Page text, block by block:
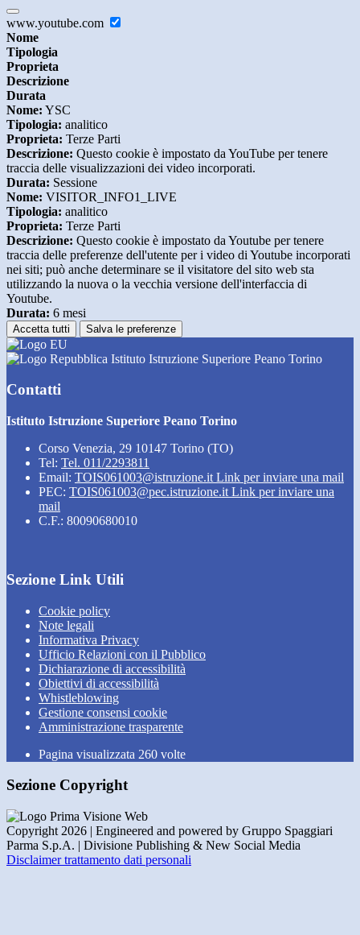
www.youtube.com
Nome
Tipologia
Proprieta
Descrizione
Durata
Nome: YSC
Tipologia: analitico
Proprieta: Terze Parti
Descrizione: Questo cookie è impostato da YouTube per tenere
traccia delle visualizzazioni dei video incorporati.
Durata: Sessione
Nome: VISITOR_INFO1_LIVE
Tipologia: analitico
Proprieta: Terze Parti
Descrizione: Questo cookie è impostato da Youtube per tenere
traccia delle preferenze dell'utente per i video di Youtube incorporati
nei siti; può anche determinare se il visitatore del sito web sta
utilizzando la nuova o la vecchia versione dell'interfaccia di
Youtube.
Durata: 6 mesi
Accetta tutti Salva le preferenze
Istituto Istruzione Superiore Peano Torino
Contatti
Istituto Istruzione Superiore Peano Torino
Corso Venezia, 29 10147 Torino (TO)
Tel: Tel. 011/2293811
Email: TOIS061003@istruzione.it Link per inviare una mail
PEC: TOIS061003@pec.istruzione.it Link per inviare una
mail
C.F.: 80090680010
Sezione Link Utili
Cookie policy
Note legali
Informativa Privacy
Ufficio Relazioni con il Pubblico
Dichiarazione di accessibilità
Obiettivi di accessibilità
Whistleblowing
Gestione consensi cookie
Amministrazione trasparente
Pagina visualizzata 260 volte
Sezione Copyright
Copyright 2026 | Engineered and powered by Gruppo Spaggiari
Parma S.p.A. | Divisione Publishing & New Social Media
Disclaimer trattamento dati personali